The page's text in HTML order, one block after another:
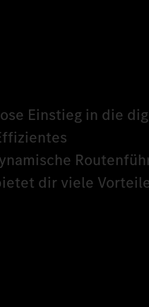
Einstieg in die
dir viele